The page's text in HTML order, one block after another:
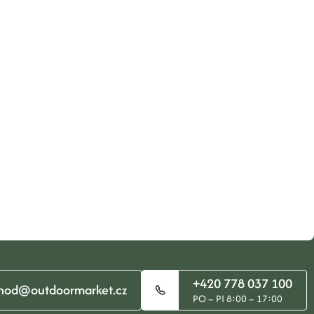
+420 778 037 100
PO – PI 8:00 – 17:00